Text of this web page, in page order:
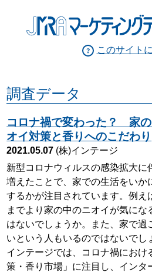
このサイト
調査データ
コロナ禍で変わった？ 家
オイ対策と香りへのこだわり
2021.05.07 (株)インテージ
新型コロナウィルスの感染拡大に
増えたことで、家での生活をいか
するかが注目されています。例え
までより家の中のニオイが気に
はないでしょうか。また、家で過
いという人もいるのではないでし
インテージでは、コロナ禍におけ
策・香り市場」に注目し、インタ